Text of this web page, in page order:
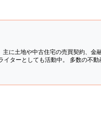
に土地や中古住宅の売買契約、金
ターとしても活動中。 多数の不動